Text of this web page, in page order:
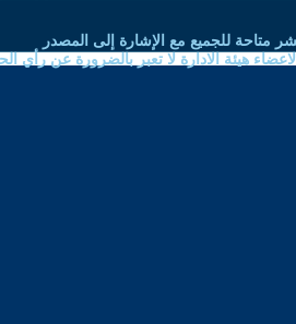
متاحة للجميع مع الإشارة إلى المصدر
هيئة الادارة لا تعبر بالضرورة عن رأي